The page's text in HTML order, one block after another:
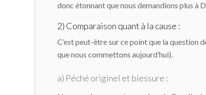
donc étonnant que nous demandions plus à
2) Comparaison quant à la cause :
C’est peut-être sur ce point que la question
que nous commettons aujourd’hui).
a) Péché originel et blessure :